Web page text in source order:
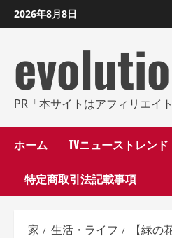
ン
し
2026年8月8日
PR「本サイトはアフィリエイ
ホーム TVニューストレンド
特定商取引法記載事項
家 生活・ライフ 【緑